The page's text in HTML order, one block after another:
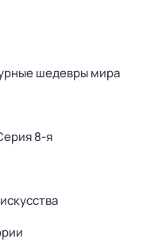
шедевры мира
8-я